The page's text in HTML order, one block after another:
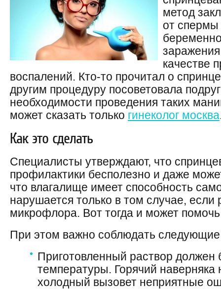
метод
от
качестве
воспалений. Кто-то прочитал о
другим процедуру посоветовала
необходимости проведения таких
может сказать только гинеколог москва
Как это сделать
Специалисты утверждают, что
профилактики бесполезно и даже
что влагалище имеет способность
нарушается только в том случае, если
микрофлора. Вот тогда и может
При этом важно соблюдать
Приготовленный раствор должен
температуры. Горячий наверняка
холодный вызовет неприятные